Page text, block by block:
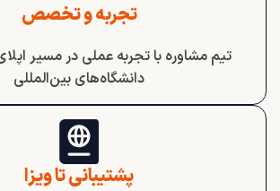
تجربه و تخصص
تیم مشاوره با تجربه عملی در مسیر
دانشگاه‌های بین‌المللی
پشتیبانی تا ویزا